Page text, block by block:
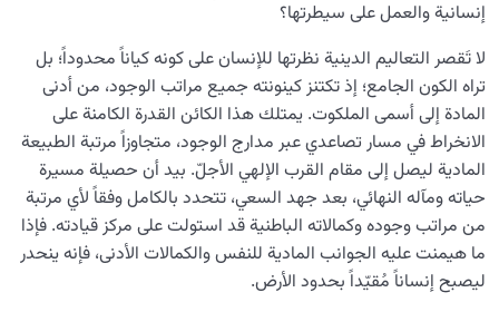
النظرة الأبدية والاستعداد للآخرة
من الخيال إلى سلامة القلب 0/31
الإنسان محور الخلق 0/9
كيف تُرتَّب مراتب الوجود؟ وما العلاقة بين العالم المادي
والعوالم العليا؟
لماذا تُعَدّ معرفة الارتباط بين الإنسان ومراتب الخَلق ذات
أهميّة في الحياة؟
إنسانية والعمل على سيطرتها؟
لا تَقصر التعاليم الدينية نظرتها للإنسان على كونه كياناً محدوداً؛ بل
تراه الكون الجامع؛ إذ تكتنز كينونته جميع مراتب الوجود، من أدنى
المادة إلى أسمى الملكوت. يمتلك هذا الكائن القدرة الكامنة على
الانخراط في مسار تصاعدي عبر مدارج الوجود، متجاوزاً مرتبة الطبيعة
المادية ليصل إلى مقام القرب الإلهي الأجلّ. بيد أن حصيلة مسيرة
حياته ومآله النهائي، بعد جهد السعي، تتحدد بالكامل وفقاً لأي مرتبة
من مراتب وجوده وكمالاته الباطنية قد استولت على مركز قيادته. فإذا
ما هيمنت عليه الجوانب المادية للنفس والكمالات الأدنى، فإنه ينحدر
ليصبح إنساناً مُقيّداً بحدود الأرض.